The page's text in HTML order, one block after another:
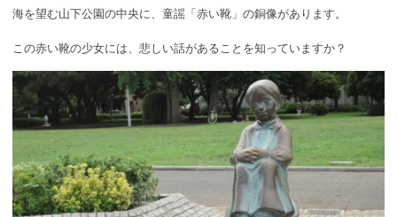
海を望む山下公園の中央に、童謡「赤い靴」の銅像があります。
この赤い靴の少女には、悲しい話があることを知っていますか？